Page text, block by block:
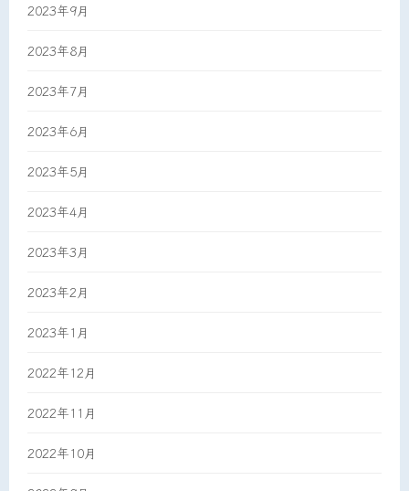
2023年9月
2023年8月
2023年7月
2023年6月
2023年5月
2023年4月
2023年3月
2023年2月
2023年1月
2022年12月
2022年11月
2022年10月